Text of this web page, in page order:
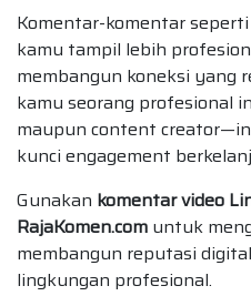
Komentar-komentar
kamu tampil lebih
membangun koneksi yang
kamu seorang profesional
maupun content
kunci engagement
Gunakan komentar video
RajaKomen.com untuk
membangun reputasi
lingkungan profesional.